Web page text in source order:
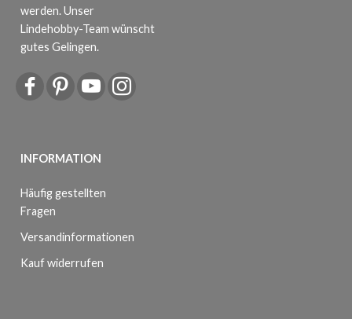
werden. Unser
Lindehobby-Team wünscht
gutes Gelingen.
INFORMATION
Häufig gestellten
Fragen
Versandinformationen
Kauf widerrufen